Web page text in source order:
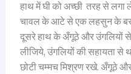
हाथ में घी को अच्छी तरह से
चावल के आटे से एक लहसुन के
दूसरे हाथ के अँगूठे और उंगलियों
लीजिये, उंगलियों की सहायता
छोटी चम्मच मिश्रण रखे. अँगूठे